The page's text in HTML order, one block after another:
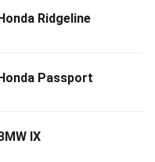
Ridgeline
Passport
IX